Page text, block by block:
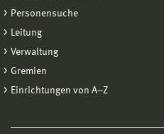
Personensuche
Leitung
Verwaltung
Gremien
Einrichtungen von A−Z